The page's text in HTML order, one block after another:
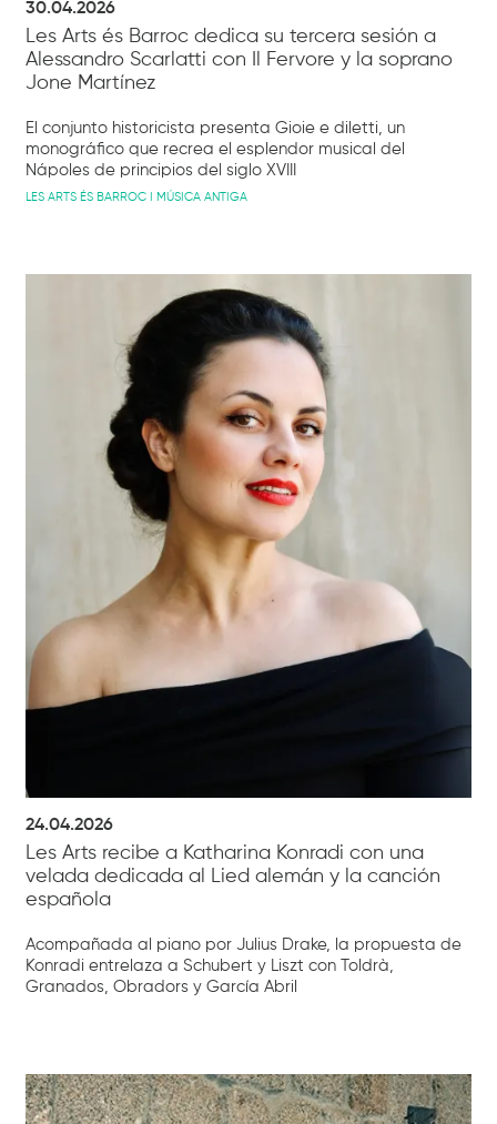
30.04.2026
Les Arts és Barroc dedica su tercera sesión a
Alessandro Scarlatti con Il Fervore y la soprano
Jone Martínez
El conjunto historicista presenta Gioie e diletti, un
monográfico que recrea el esplendor musical del
Nápoles de principios del siglo XVIII
LES ARTS ÉS BARROC I MÚSICA ANTIGA
24.04.2026
Les Arts recibe a Katharina Konradi con una
velada dedicada al Lied alemán y la canción
española
Acompañada al piano por Julius Drake, la propuesta de
Konradi entrelaza a Schubert y Liszt con Toldrà,
Granados, Obradors y García Abril